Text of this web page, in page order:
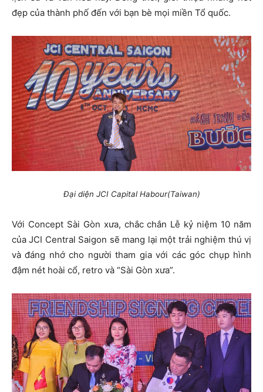
đẹp của thành phố đến với bạn bè mọi miền Tổ quốc.
Đại diện JCI Capital Habour(Taiwan)
Với Concept Sài Gòn xưa, chắc chắn Lễ kỷ niệm 10 năm
của JCI Central Saigon sẽ mang lại một trải nghiệm thú vị
và đáng nhớ cho người tham gia với các góc chụp hình
đậm nét hoài cổ, retro và “Sài Gòn xưa”.